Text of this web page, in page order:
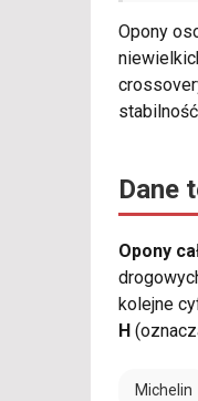
Opony
Dane
Opony
kolejne
H
Michelin